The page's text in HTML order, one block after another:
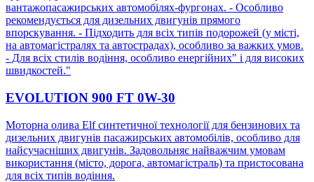
вантажопасажирських автомобілях-фургонах. - Особливо
рекомендується для дизельних двигунів прямого
впорскування. - Підходить для всіх типів подорожей (у місті,
на автомагістралях та автострадах), особливо за важких умов.
- Для всіх стилів водіння, особливо енергійних" і для високих
швидкостей."
EVOLUTION 900 FT 0W-30
Моторна олива Еlf синтетичної технології для бензинових та
дизельних двигунів пасажирських автомобілів, особливо для
найсучасніших двигунів. Задовольняє найважчим умовам
використання (місто, дорога, автомагістраль) та пристосована
для всіх типів водіння.